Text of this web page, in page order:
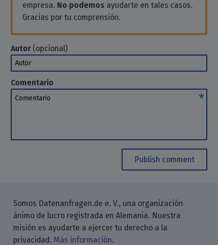
empresa. No podemos ayudarte en tales casos.
Gracias por tu comprensión.
Autor(opcional)
Autor
Comentario
Comentario
Publish comment
Somos Datenanfragen.de e. V., una organización
ánimo de lucro registrada en Alemania. Nuestra
misión es ayudarte a ejercer tu derecho a la
privacidad. Más información.